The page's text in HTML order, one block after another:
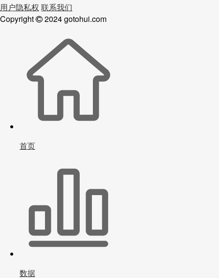
用户隐私权 联系我们
Copyright
2024 gotohui.com
首页
数据